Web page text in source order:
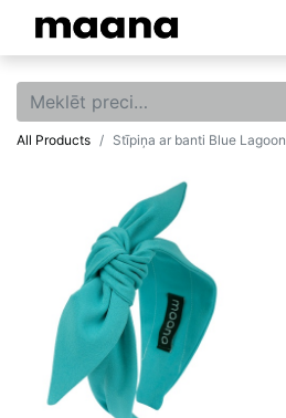
All Products Stīpiņa ar banti Blue Lagoon